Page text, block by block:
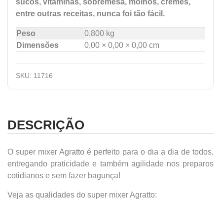
sucos, vitaminas, sobremesa, molhos, cremes,
entre outras receitas, nunca foi tão fácil.
Peso
0,800 kg
Dimensões
0,00 × 0,00 × 0,00 cm
SKU: 11716
DESCRIÇÃO
O super mixer Agratto é perfeito para o dia a dia de todos,
entregando praticidade e também agilidade nos preparos
cotidianos e sem fazer bagunça!
Veja as qualidades do super mixer Agratto: